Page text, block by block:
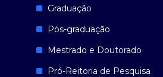
Graduação
Pós-graduação
Mestrado e Doutorado
Pró-Reitoria de Pesquisa